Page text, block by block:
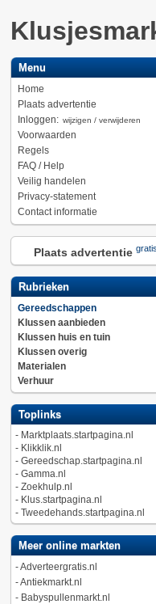
Menu
Home
Plaats advertentie
Inloggen: wijzigen / verwijderen
Voorwaarden
Regels
FAQ / Help
Veilig handelen
Privacy-statement
Contact informatie
Plaats advertentie gratis
Rubrieken
Gereedschappen
Klussen aanbieden
Klussen huis en tuin
Klussen overig
Materialen
Verhuur
Toplinks
- Marktplaats.startpagina.nl
- Klikklik.nl
- Gereedschap.startpagina.nl
- Gamma.nl
- Zoekhulp.nl
- Klus.startpagina.nl
- Tweedehands.startpagina.nl
Meer online markten
-Adverteergratis.nl
-Antiekmarkt.nl
- Babyspullenmarkt.nl